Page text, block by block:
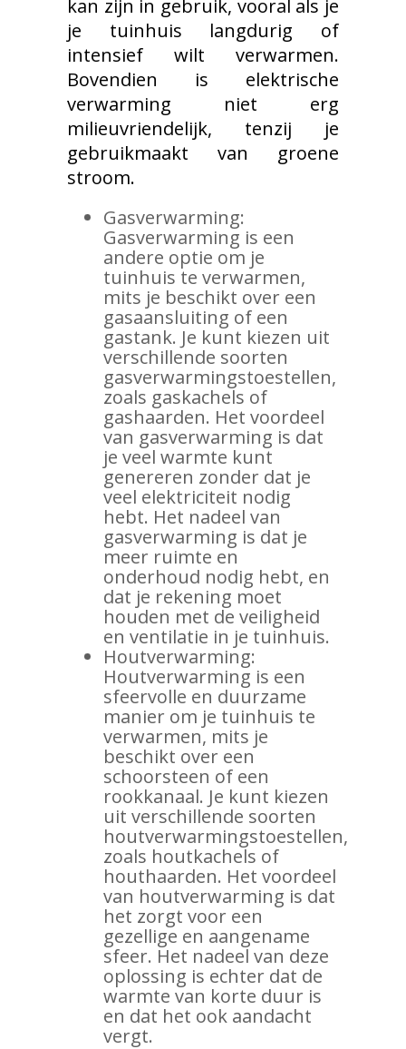
kan zijn in gebruik, vooral als je
je tuinhuis langdurig of
intensief wilt verwarmen.
Bovendien is elektrische
verwarming niet erg
milieuvriendelijk, tenzij je
gebruikmaakt van groene
stroom.
Gasverwarming:
Gasverwarming is een
andere optie om je
tuinhuis te verwarmen,
mits je beschikt over een
gasaansluiting of een
gastank. Je kunt kiezen uit
verschillende soorten
gasverwarmingstoestellen,
zoals gaskachels of
gashaarden. Het voordeel
van gasverwarming is dat
je veel warmte kunt
genereren zonder dat je
veel elektriciteit nodig
hebt. Het nadeel van
gasverwarming is dat je
meer ruimte en
onderhoud nodig hebt, en
dat je rekening moet
houden met de veiligheid
en ventilatie in je tuinhuis.
Houtverwarming:
Houtverwarming is een
sfeervolle en duurzame
manier om je tuinhuis te
verwarmen, mits je
beschikt over een
schoorsteen of een
rookkanaal. Je kunt kiezen
uit verschillende soorten
houtverwarmingstoestellen,
zoals houtkachels of
houthaarden. Het voordeel
van houtverwarming is dat
het zorgt voor een
gezellige en aangename
sfeer. Het nadeel van deze
oplossing is echter dat de
warmte van korte duur is
en dat het ook aandacht
vergt.